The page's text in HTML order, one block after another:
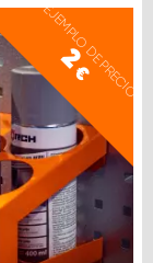
EJEMPLO DE PRECIO
2
€